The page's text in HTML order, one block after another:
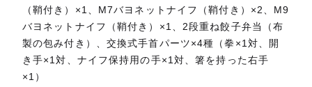
（鞘付き）×1、M7バヨネットナイフ（鞘付き）×2、M9
バヨネットナイフ（鞘付き）×1、2段重ね餃子弁当（布
製の包み付き）、交換式手首パーツ×4種（拳×1対、開
き手×1対、ナイフ保持用の手×1対、箸を持った右手
×1）